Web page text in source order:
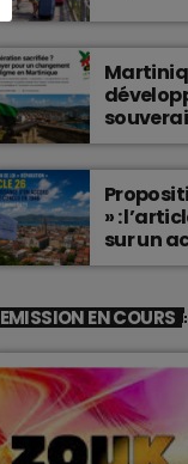
» :
sur un
EMISSION EN COURS